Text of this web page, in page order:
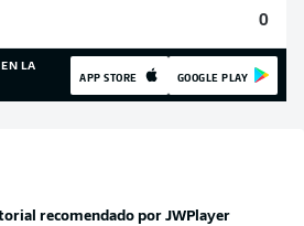
0
LA
APP STORE GOOGLE PLAY
recomendado por JWPlayer